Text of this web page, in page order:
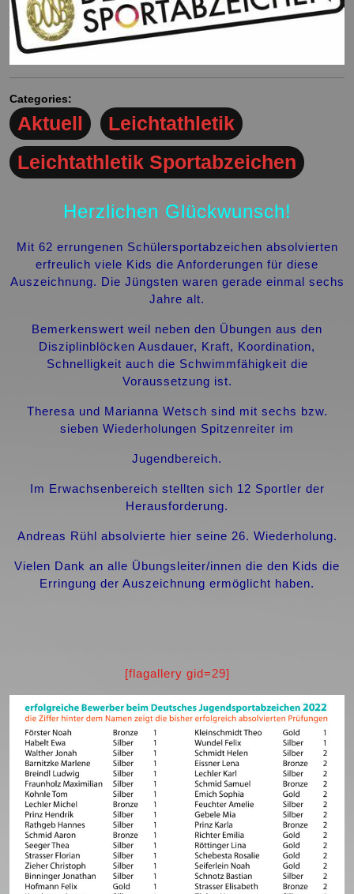
Categories:
Aktuell
Leichtathletik
Leichtathletik Sportabzeichen
Herzlichen Glückwunsch!
Mit 62 errungenen Schülersportabzeichen absolvierten
erfreulich viele Kids die Anforderungen für diese
Auszeichnung. Die Jüngsten waren gerade einmal sechs
Jahre alt.
Bemerkenswert weil neben den Übungen aus den
Disziplinblöcken Ausdauer, Kraft, Koordination,
Schnelligkeit auch die Schwimmfähigkeit die
Voraussetzung ist.
Theresa und Marianna Wetsch sind mit sechs bzw.
sieben Wiederholungen Spitzenreiter im
Jugendbereich.
Im Erwachsenbereich stellten sich 12 Sportler der
Herausforderung.
Andreas Rühl absolvierte hier seine 26. Wiederholung.
Vielen Dank an alle Übungsleiter/innen die den Kids die
Erringung der Auszeichnung ermöglicht haben.
[flagallery gid=29]